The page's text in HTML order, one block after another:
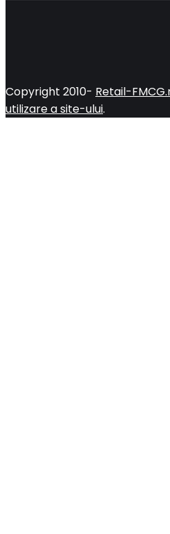
Copyright 2010- Retail-
utilizare a site-ului.